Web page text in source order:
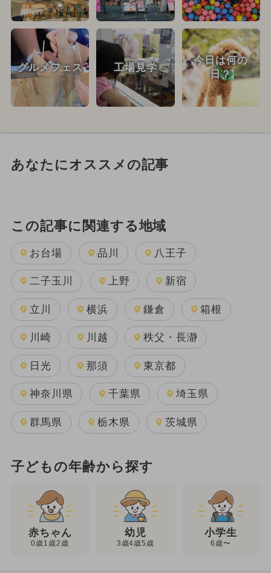
グルメフェス 工場見学
今日は何の
日？
あなたにオススメの記事
この記事に関連する地域
お台場 品川 八王子
二子玉川 上野 新宿
立川 横浜 鎌倉 箱根
川崎 川越 秩父・長瀞
日光 那須 東京都
神奈川県 千葉県 埼玉県
群馬県 栃木県 茨城県
子どもの年齢から探す
赤ちゃん
0歳1歳2歳
幼児
3歳4歳5歳
小学生
6歳〜